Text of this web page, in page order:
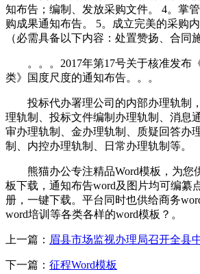
知布告；编制、发放采购文件。 4。掌
购成果通知布告。 5。成立完美的采购
（必需具备以下内容：处置赞扬、合同
。。。2017年第17号关于核准发布
类》国度尺度的通知布告。。。
投标代办署理公司的内部办理轨制
理轨制、投标文件编制办理轨制、消息
审办理轨制、金办理轨制、质疑回答办
制、内控办理轨制、日常办理轨制等。
熊猫办公专注精品Word模板，为您
板下载，通知布告word及图片均可编纂
册，一键下载。平台同时也供给商务
word培训等各类各样的word模板？。
上一篇： 眉县市场监视办理局召开全县
下一篇： 征程Word模板